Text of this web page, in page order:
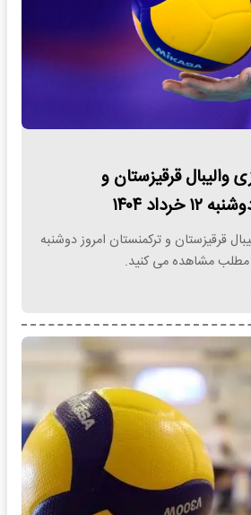
والیبال قرقیزستان و
۱۴۰۴
قرقیزستان و ترکمنستان امروز دوشنبه